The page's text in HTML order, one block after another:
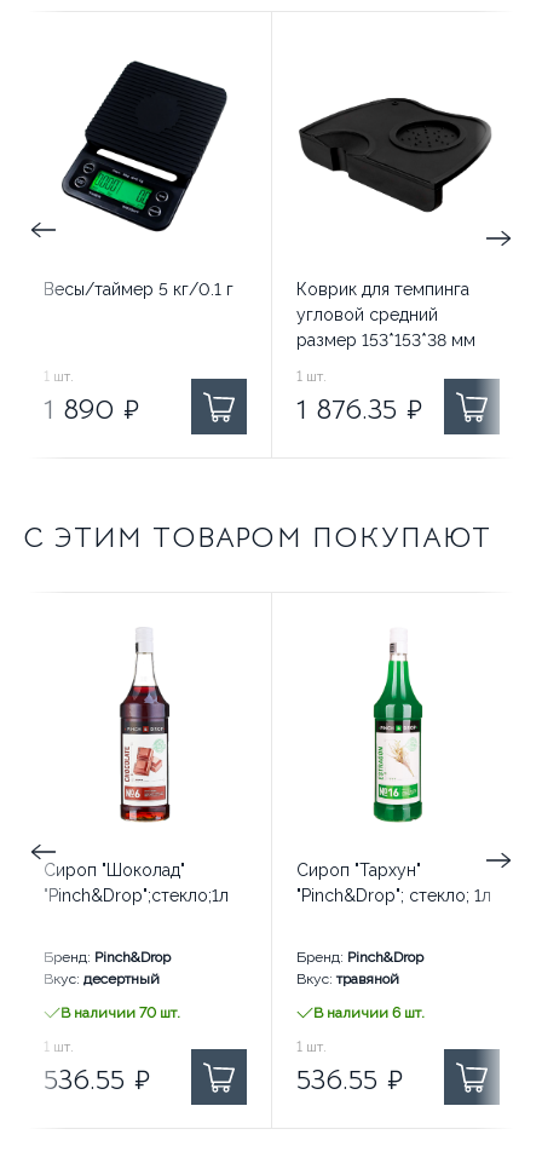
Весы/таймер 5 кг/0.1 г
1 890
1 шт.
1 890 ₽
Коврик для темпинга
угловой средний
размер 153*153*38 мм
1 876.35
1 шт.
1 876.35 ₽
С ЭТИМ ТОВАРОМ ПОКУПАЮТ
Сироп "Шоколад"
"Pinch&Drop";стекло;1л
Бренд: Pinch&Drop
Вкус: десертный
В наличии 70 шт.
536.55
1 шт.
536.55 ₽
Сироп "Тархун"
"Pinch&Drop"; стекло; 1л
Бренд: Pinch&Drop
Вкус: травяной
В наличии 6 шт.
536.55
1 шт.
536.55 ₽